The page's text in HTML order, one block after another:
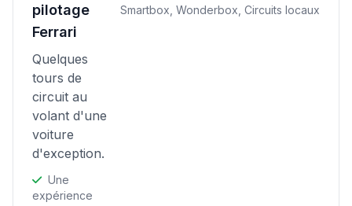
pilotage
Ferrari
Quelques
tours de
circuit au
volant d'une
voiture
d'exception.
Une
expérience
Smartbox, Wonderbox, Circuits locaux